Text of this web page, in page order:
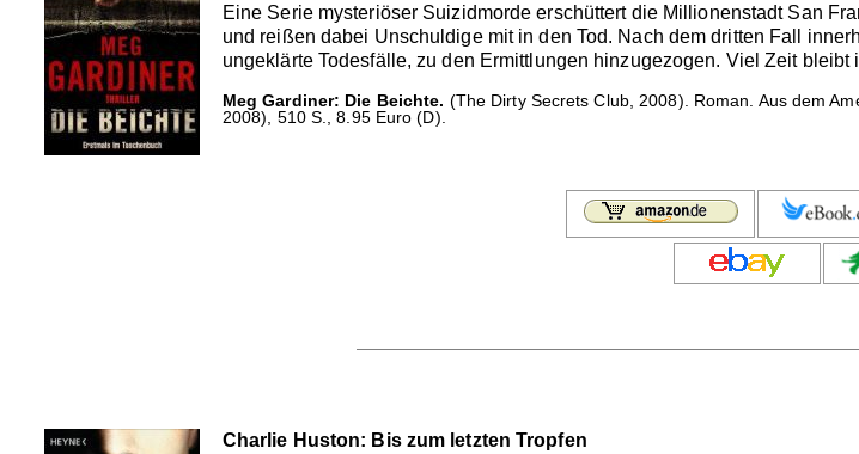
Eine Serie mysteriöser Suizidmorde erschüttert die Millionenstadt San
und reißen dabei Unschuldige mit in den Tod. Nach dem dritten Fall
ungeklärte Todesfälle, zu den Ermittlungen hinzugezogen. Viel Zeit
Meg Gardiner: Die Beichte. (The Dirty Secrets Club, 2008). Roman. Aus dem
2008), 510 S., 8.95 Euro (D).
Charlie Huston: Bis zum letzten Tropfen